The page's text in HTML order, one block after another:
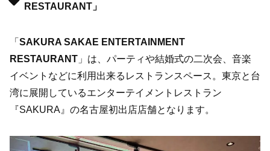
RESTAURANT」
「 SAKURA SAKAE ENTERTAINMENT
RESTAURANT 」は、パーティや結婚式の二次会、音楽
イベントなどに利用出来るレストランスペース。東京と台
湾に展開しているエンターテイメントレストラン
『SAKURA』の名古屋初出店店舗となります。